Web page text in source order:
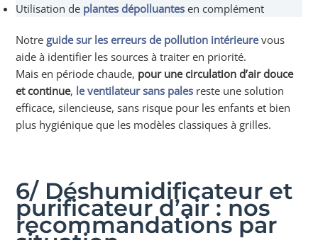
Utilisation de plantes dépolluantes en complément
Notre guide sur les erreurs de pollution intérieurevous
aide à identifier les sources à traiter en priorité.
Mais en période chaude, pour une circulation d’air douce
et continue, le ventilateur sans pales reste une solution
efficace, silencieuse, sans risque pour les enfants et bien
plus hygiénique que les modèles classiques à grilles.
6/ Déshumidificateur et
purificateur d’air : nos
recommandations par